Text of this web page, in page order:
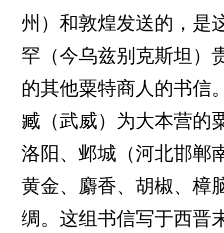
州）和敦煌发送的，是
罕（今乌兹别克斯坦）
的其他粟特商人的书信
臧（武威）为大本营的
洛阳、邺城（河北邯郸
黄金、麝香、胡椒、樟
绸。这组书信写于西晋